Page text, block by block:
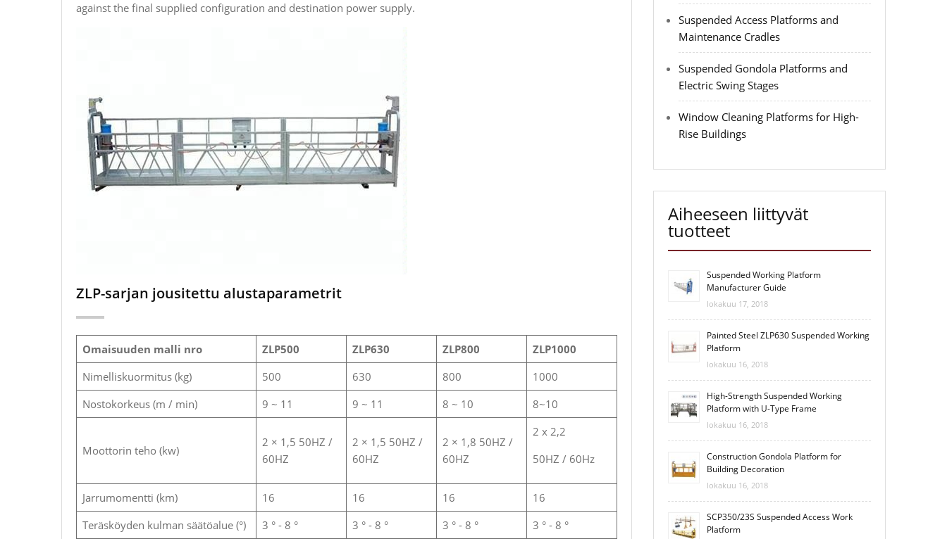
against the final supplied configuration and destination power supply.
ZLP-sarjan jousitettu alustaparametrit
Omaisuuden malli nro ZLP500 ZLP630 ZLP800
ZLP1000
Nimelliskuormitus (kg)
500 630 800
1000
Nostokorkeus (m / min)
9 ~ 11 9 ~ 11 8 ~ 10 8~10
Moottorin teho (kw)
2 × 1,5 50HZ /
60HZ
2 × 1,5 50HZ /
60HZ
2 × 1,8 50HZ /
60HZ
2 x 2,2
50HZ / 60Hz
Jarrumomentti (km) 16 16 16
16
Teräsköyden kulman säätöalue (°)
3 ° - 8 ° 3 ° - 8 ° 3 ° - 8 °
3 ° - 8 °
Suspended Access Platforms and
Maintenance Cradles
Suspended Gondola Platforms and
Electric Swing Stages
Window Cleaning Platforms for High-
Rise Buildings
Aiheeseen liittyvät
tuotteet
Suspended Working Platform
Manufacturer Guide
lokakuu 17, 2018
Painted Steel ZLP630 Suspended Working
Platform
lokakuu 16, 2018
High-Strength Suspended Working
Platform with U-Type Frame
lokakuu 16, 2018
Construction Gondola Platform for
Building Decoration
lokakuu 16, 2018
SCP350/23S Suspended Access Work
Platform